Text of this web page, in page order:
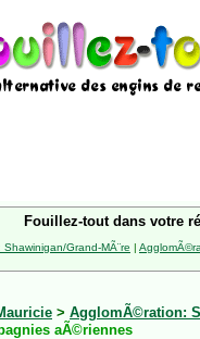
Fouillez-tout dans votre
Grand-MÃ¨re |
> AgglomÃ©ration:
aÃ©riennes